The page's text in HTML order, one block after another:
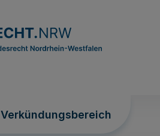
Verkündungsbereich